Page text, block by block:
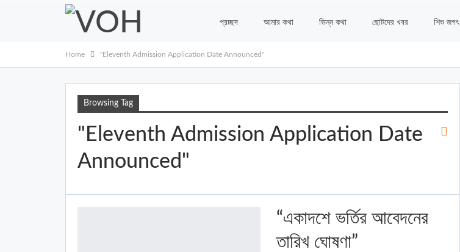
প্রচ্ছদ আমার কথা ভিন্ন কথা ছোটদের খবর শিশু জগৎ
Home "Eleventh Admission Application Date Announced"
Browsing Tag
"Eleventh Admission Application Date
Announced"
“একাদশে ভর্তির আবেদনের
তারিখ ঘোষণা”